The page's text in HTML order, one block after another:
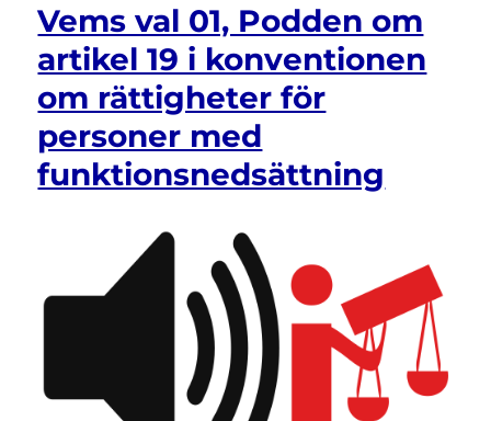
med
neuropsykiatrisk
funktionsnedsättning
Vems val 01, Podden om
artikel 19 i konventionen
om rättigheter för
personer med
funktionsnedsättning